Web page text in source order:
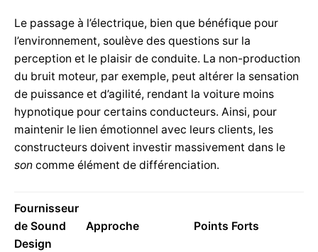
Le passage à l’électrique, bien que bénéfique pour
l’environnement, soulève des questions sur la
perception et le plaisir de conduite. La non-production
du bruit moteur, par exemple, peut altérer la sensation
de puissance et d’agilité, rendant la voiture moins
hypnotique pour certains conducteurs. Ainsi, pour
maintenir le lien émotionnel avec leurs clients, les
constructeurs doivent investir massivement dans le
son comme élément de différenciation.
Fournisseur
de Sound
Design
Approche Points Forts